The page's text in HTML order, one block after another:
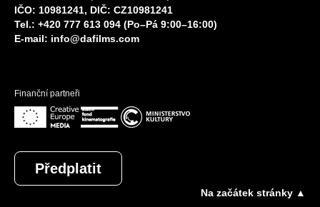
IČO: 10981241, DIČ: CZ10981241
Tel.: +420 777 613 094 (Po–Pá 9:00–16:00)
E-mail: info@dafilms.com
Finanční partneři
Předplatit
Na začátek stránky ▲